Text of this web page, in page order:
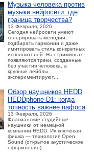
Музыка человека против
музыки нейросети: где
граница творчества?
13 Февраля, 2026
Сегодня нейросети умеют
генерировать мелодии,
подбирать гармонии и даже
имитировать стиль конкретных
исполнителей. На стримингах
появляются треки, созданные
без участия человека, а
крупные лейблы
экспериментируют...
Обзор наушников HEDD
HEDDphone D1: когда
точность важнее пафоса
13 Февраля, 2026
Флагманские студийные
наушники от немецкой
компании HEDD. Их ключевая
фишка — технология Open
Sound (открытое акустическое
оформление)....